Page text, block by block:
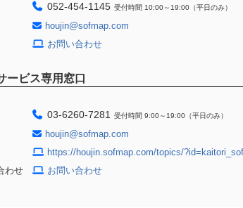
052-454-1145 受付時間 10:00～19:00（平日のみ）
houjin@sofmap.com
お問い合わせ
ービス専用窓口
03-6260-7281 受付時間 9:00～19:00（平日のみ）
houjin@sofmap.com
https://houjin.sofmap.com/topics/?id=kaitori_sof
わせ
お問い合わせ